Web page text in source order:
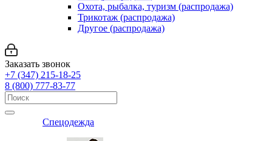
Охота, рыбалка, туризм (распродажа)
Трикотаж (распродажа)
Другое (распродажа)
Заказать звонок
+7 (347) 215-18-25
8 (800) 777-83-77
Спецодежда